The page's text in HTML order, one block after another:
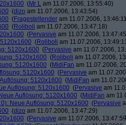
(Mr L am 11.07.2006, 13:55:40)
(dizo am 11.07.2006, 13:43:54)
(Fragestellender am 11.07.2006,
(Roliboli am 11.07.2006, 13:47:18)
(Pervasive am 11.07.2006,
(Roliboli am 11.07.2006,
5120x1600 (Pervasive am 11.07.2006,
5120x1600 (Roliboli am 11.07.2006,
5120x1600 (MidiFan am 11.07.2006,
5120x1600 (Pervasive am
5120x1600 (MidiFan am
Auflösung: 5120x1600 (Pervasive am
Auflösung: 5120x1600 (MidiFan am
Neue Auflösung: 5120x1600 (Pervasive
(dizo am 11.07.2006, 13:47:29)
(Pervasive am 11.07.2006,